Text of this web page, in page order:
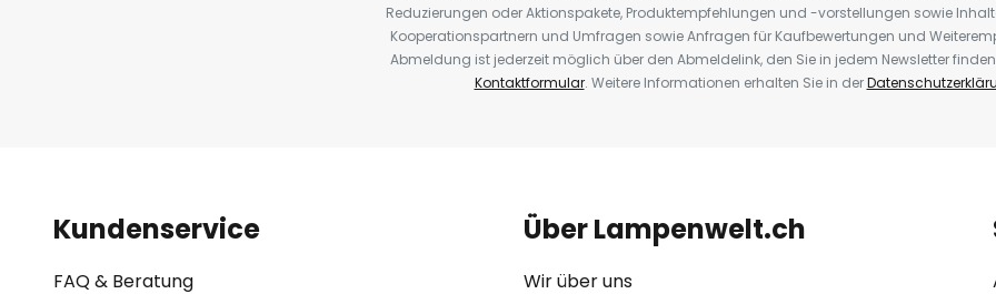
Reduzierungen oder Aktionspakete, Produktempfehlungen und -vorstellungen sowie
Kooperationspartnern und Umfragen sowie Anfragen für Kaufbewertungen und
Abmeldung ist jederzeit möglich über den Abmeldelink, den Sie in jedem Newsletter
Kontaktformular. Weitere Informationen erhalten Sie in der
Kundenservice
FAQ & Beratung
Über Lampenwelt.ch
Wir über uns